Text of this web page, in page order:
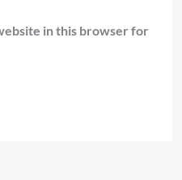
in this browser for